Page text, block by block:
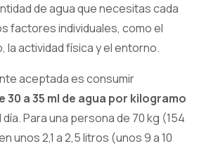
de agua que necesitas cada
factores individuales, como el
la actividad física y el entorno.
aceptada es consumir
30 a 35 ml de agua por kilogramo
día. Para una persona de 70 kg (154
unos 2,1 a 2,5 litros (unos 9 a 10